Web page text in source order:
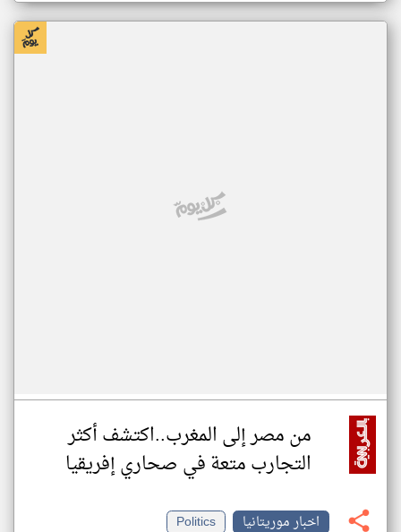
من مصر إلى المغرب..اكتشف أكثر
التجارب متعة في صحاري إفريقيا
اخبار موريتانيا
Politics